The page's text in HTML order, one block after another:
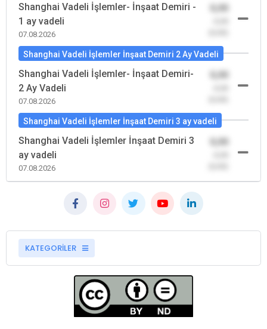
Shanghai Vadeli İşlemler- İnşaat Demiri -
1 ay vadeli
07.08.2026
Shanghai Vadeli İşlemler İnşaat Demiri 2 Ay Vadeli
Shanghai Vadeli İşlemler- İnşaat Demiri-
2 Ay Vadeli
07.08.2026
Shanghai Vadeli İşlemler İnşaat Demiri 3 ay vadeli
Shanghai Vadeli İşlemler İnşaat Demiri 3
ay vadeli
07.08.2026
KATEGORİLER